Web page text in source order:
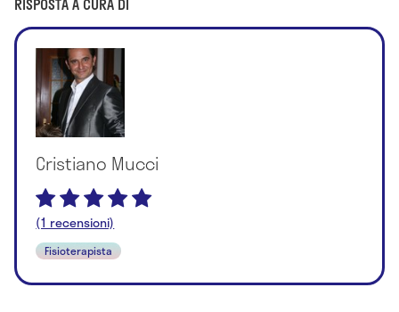
Cristiano Mucci
(1 recensioni)
Fisioterapista